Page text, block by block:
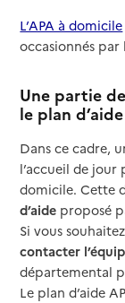
L’APA à domicile
occasionnés par
Une partie
le plan
Dans ce cadre,
l’accueil de jour
domicile. Cette
d’aide proposé
Si vous
contacter
départemental
Le plan d’aide